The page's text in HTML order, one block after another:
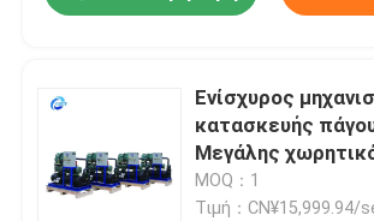
Ενίσχυρος
κατασκευής
Μεγάλης
Εμπορικός
Χαμηλός θόρυβος
MOQ：1
Τιμή：CN¥15,999.94/